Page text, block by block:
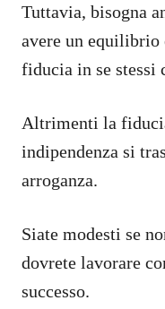
Tuttavia, bisogna
avere un equilibrio
fiducia in se stessi
Altrimenti la
indipendenza si
arroganza.
Siate modesti se
dovrete lavorare
successo.